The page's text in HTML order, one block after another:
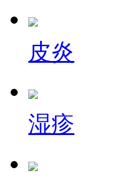
皮炎
湿疹